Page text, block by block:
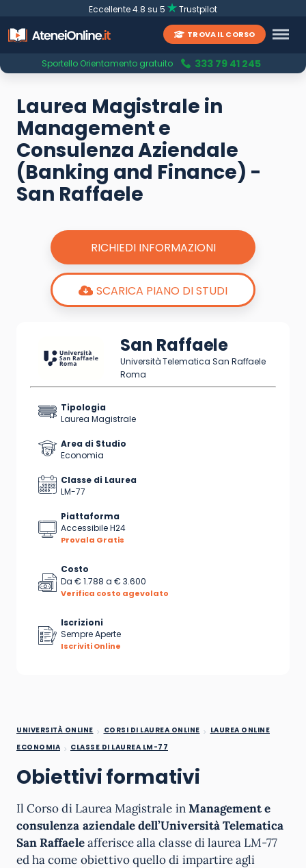
Eccellente 4.8 su 5 Trustpilot
TROVA IL CORSO
Sportello Orientamento gratuito 333 79 41 245
Laurea Magistrale in
Management e
Consulenza Aziendale
(Banking and Finance) -
San Raffaele
RICHIEDI INFORMAZIONI
SCARICA PIANO DI STUDI
San Raffaele
Università Telematica San Raffaele
Roma
Tipologia
Laurea Magistrale
Area di Studio
Economia
Classe di Laurea
LM-77
Piattaforma
Accessibile H24
Provala Gratis
Costo
Da € 1.788 a € 3.600
Verifica costo agevolato
Iscrizioni
Sempre Aperte
Iscriviti Online
UNIVERSITÀ ONLINE CORSI DI LAUREA ONLINE
LAUREA ONLINE
ECONOMIA
CLASSE DI LAUREA LM-77
Obiettivi formativi
Il Corso di Laurea Magistrale inManagement e
consulenza aziendale dell’Università Telematica
San Raffaeleafferisce alla classe di laurea LM-77
ed ha come obiettivo quello di impartire agli